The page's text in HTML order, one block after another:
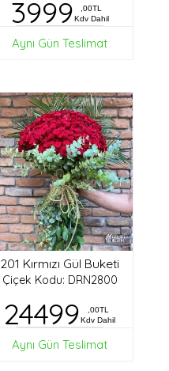
3999
,00TL
Kdv Dahil
Aynı Gün Teslimat
201 Kırmızı Gül Buketi
Çiçek Kodu: DRN2800
24499
,00TL
Kdv Dahil
Aynı Gün Teslimat